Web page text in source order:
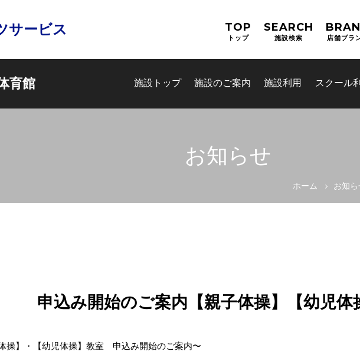
サービス TOP
トップ
SEARCH
施設検索 店舗ブラ
育館 施設トップ 施設のご案内 施設利用 スクール
お問合せフォーム
吹田市スポーツ施設予約シス
お知らせ
ホーム お知
申込み開始のご案内【親子体操】【幼児体
操】・【幼児体操】教室 申込み開始のご案内〜